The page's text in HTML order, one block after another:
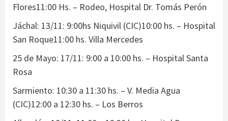
Flores11:00 Hs. – Rodeo, Hospital Dr. Tomás Perón
Jáchal: 13/11: 9:00hs Niquivil (CIC)10:00 hs. – Hospital
San Roque11:00 hs. Villa Mercedes
25 de Mayo: 17/11: 9:00 a 10:00 hs. – Hospital Santa
Rosa
Sarmiento: 10:30 a 11:30 hs. – V. Media Agua
(CIC)12:00 a 12:30 hs. – Los Berros